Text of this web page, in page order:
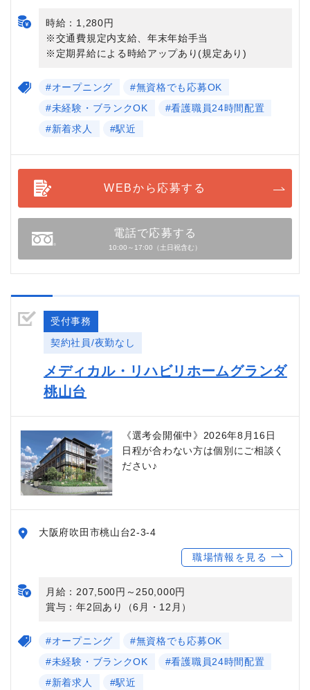
時給：1,280円
※交通費規定内支給、年末年始手当
※定期昇給による時給アップあり(規定あり)
#オープニング
#無資格でも応募OK
#未経験・ブランクOK
#看護職員24時間配置
#新着求人
#駅近
WEBから応募する
電話で応募する
10:00～17:00（土日祝含む）
受付事務
契約社員/夜勤なし
メディカル・リハビリホームグランダ
桃山台
《選考会開催中》2026年8月16日
日程が合わない方は個別にご相談く
ださい♪
大阪府吹田市桃山台2-3-4
職場情報を見る
月給：207,500円～250,000円
賞与：年2回あり（6月・12月）
#オープニング
#無資格でも応募OK
#未経験・ブランクOK
#看護職員24時間配置
#新着求人
#駅近